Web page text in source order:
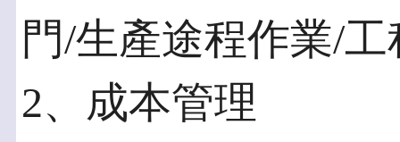
門/生產途程作業/
2、成本管理